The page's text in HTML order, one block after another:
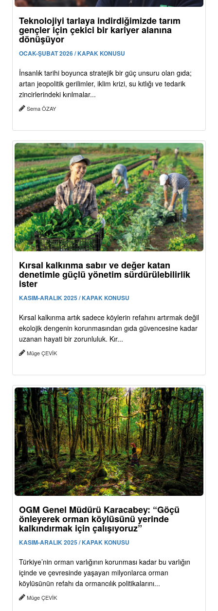
Teknolojiyi tarlaya indirdiğimizde tarım
gençler için çekici bir kariyer alanına
dönüşüyor
OCAK-ŞUBAT 2026 / KAPAK KONUSU
İnsanlık tarihi boyunca stratejik bir güç unsuru olan gıda;
artan jeopolitik gerilimler, iklim krizi, su kıtlığı ve tedarik
zincirlerindeki kırılmalar...
Sema ÖZAY
Kırsal kalkınma sabır ve değer katan
denetimle güçlü yönetim sürdürülebilirlik
ister
KASIM-ARALIK 2025 / KAPAK KONUSU
Kırsal kalkınma artık sadece köylerin refahını artırmak değil
ekolojik dengenin korunmasından gıda güvencesine kadar
uzanan hayati bir zorunluluk. Kır...
Müge ÇEVİK
OGM Genel Müdürü Karacabey: “Göçü
önleyerek orman köylüsünü yerinde
kalkındırmak için çalışıyoruz”
KASIM-ARALIK 2025 / KAPAK KONUSU
Türkiye’nin orman varlığının korunması kadar bu varlığın
içinde ve çevresinde yaşayan milyonlarca orman
köylüsünün refahı da ormancılık politikalarını...
Müge ÇEVİK